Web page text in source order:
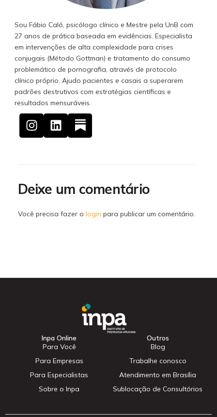
Sou Fábio Caló, psicólogo clínico e Mestre pela UnB com
27 anos de prática baseada em evidências. Especialista
em intervenções de alta complexidade para crises
conjugais (Método Gottman) e tratamento do consumo
problemático de pornografia, através de protocolo
clínico próprio. Ajudo pacientes e casais a superarem
padrões destrutivos com estratégias científicas e
resultados mensuráveis.
Deixe um comentário
Você precisa fazer o login para publicar um comentário.
Inpa Online
Para Você
Para Empresas
Para Especialistas
Sobre o Inpa
Outros
Blog
Trabalhe conosco
Atendimento em Brasília
Sublocação de Consultórios